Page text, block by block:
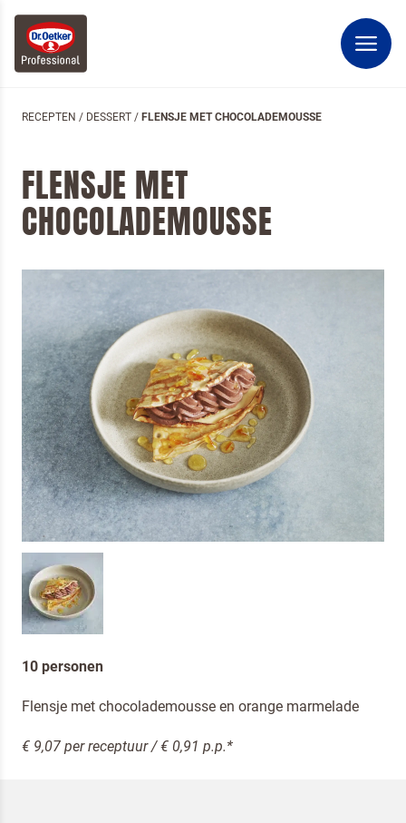
RECEPTEN / DESSERT / FLENSJE MET CHOCOLADEMOUSSE
FLENSJE MET
CHOCOLADEMOUSSE
10 personen
Flensje met chocolademousse en orange marmelade
€ 9,07 per receptuur / € 0,91 p.p.*